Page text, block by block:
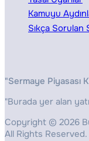
Kamuyu
Sıkça Sorulan
"Sermaye Piyasası
"Burada yer alan
Copyright © 2026
All Rights Reserved.